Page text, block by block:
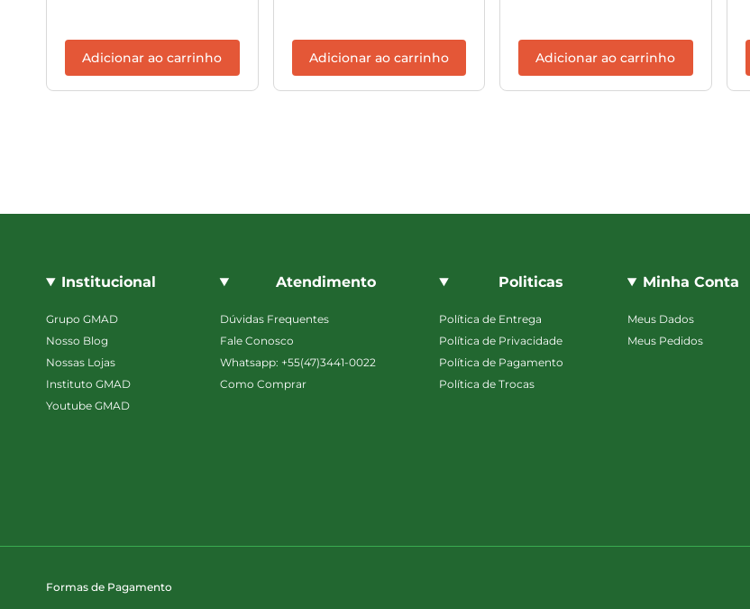
Adicionar ao carrinho Adicionar ao carrinho Adicionar ao carrinho
Institucional
Grupo GMAD
Nosso Blog
Nossas Lojas
Instituto GMAD
Youtube GMAD
Atendimento
Dúvidas Frequentes
Fale Conosco
Whatsapp: +55(47)3441-0022
Como Comprar
Politicas
Política de Entrega
Política de Privacidade
Política de Pagamento
Política de Trocas
Minha Conta
Meus Dados
Meus Pedidos
Formas de Pagamento